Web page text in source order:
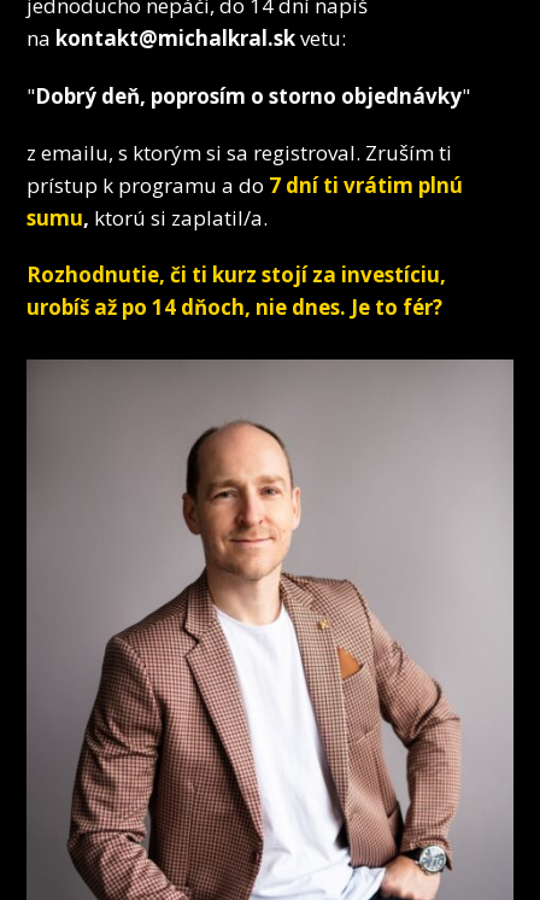
jednoducho nepáči, do 14 dní napíš
na kontakt@michalkral.skvetu:
"Dobrý deň, poprosím o storno objednávky"
z emailu, s ktorým si sa registroval. Zruším ti
prístup k programu a do 7 dní ti vrátim plnú
sumu, ktorú si zaplatil/a.
Rozhodnutie, či ti kurz stojí za investíciu,
urobíš až po 14 dňoch, nie dnes. Je to fér?